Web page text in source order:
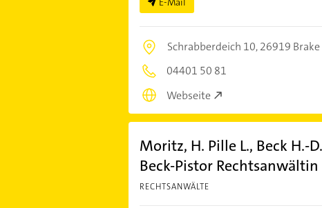
Schrabberdeich 10,26919
04401 50 81
Webseite
Moritz, H. Pille L., Beck H.-
Beck-Pistor Rechtsanwältin
RECHTSANWÄLTE